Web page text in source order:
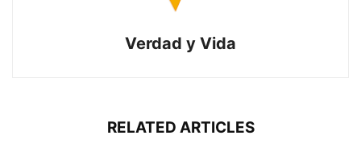
Verdad y Vida
RELATED ARTICLES